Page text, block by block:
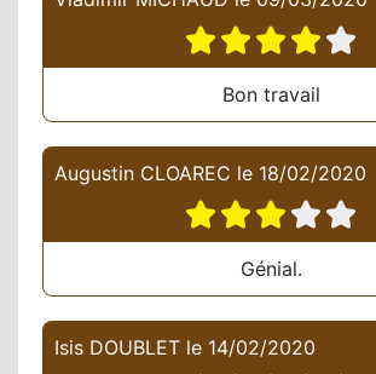
Bon travail
Augustin CLOAREC le 18/02/2020
Génial.
Isis DOUBLET le 14/02/2020